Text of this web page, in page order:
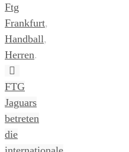
Ftg
Frankfurt,
Handball,
Herren.
FTG
Jaguars
betreten
die